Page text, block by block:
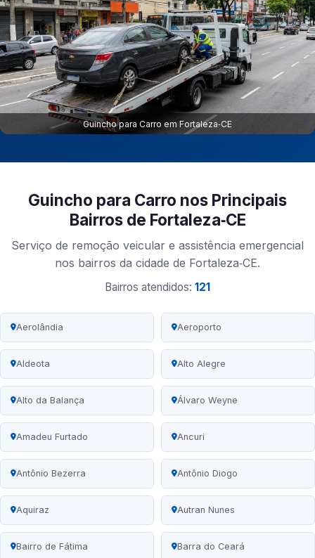
Guincho para Carro em Fortaleza‑CE
Guincho para Carro nos Principais
Bairros de Fortaleza‑CE
Serviço de remoção veicular e assistência emergencial
nos bairros da cidade de Fortaleza‑CE.
Bairros atendidos: 121
Aerolândia Aeroporto
Aldeota Alto Alegre
Alto da Balança Álvaro Weyne
Amadeu Furtado Ancuri
Antônio Bezerra Antônio Diogo
Aquiraz Autran Nunes
Bairro de Fátima Barra do Ceará